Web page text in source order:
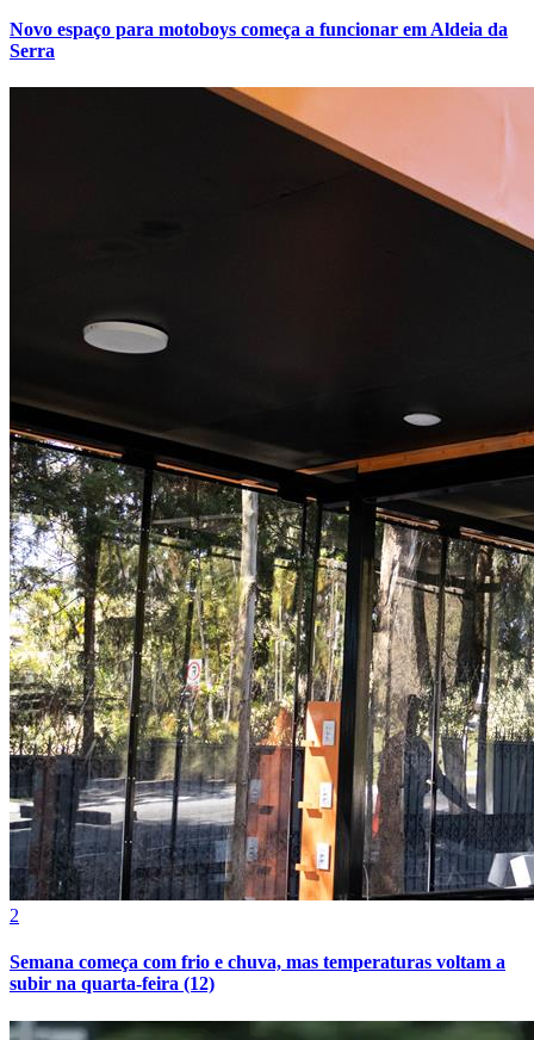
Atlético-MG
Novo espaço para motoboys começa a funcionar em Aldeia da
Serra
2
Semana começa com frio e chuva, mas temperaturas voltam a
subir na quarta-feira (12)